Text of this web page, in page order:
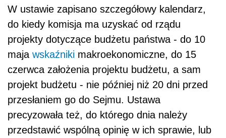
W ustawie zapisano szczegółowy kalendarz,
do kiedy komisja ma uzyskać od rządu
projekty dotyczące budżetu państwa - do 10
maja wskaźniki makroekonomiczne, do 15
czerwca założenia projektu budżetu, a sam
projekt budżetu - nie później niż 20 dni przed
przesłaniem go do Sejmu. Ustawa
precyzowała też, do którego dnia należy
przedstawić wspólną opinię w ich sprawie, lub